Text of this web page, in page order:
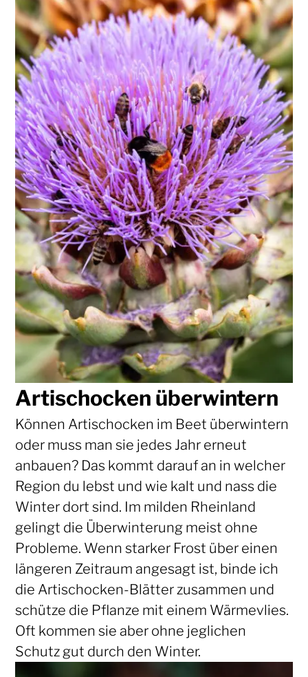
Artischocken überwintern
Können Artischocken im Beet überwintern
oder muss man sie jedes Jahr erneut
anbauen? Das kommt darauf an in welcher
Region du lebst und wie kalt und nass die
Winter dort sind. Im milden Rheinland
gelingt die Überwinterung meist ohne
Probleme. Wenn starker Frost über einen
längeren Zeitraum angesagt ist, binde ich
die Artischocken-Blätter zusammen und
schütze die Pflanze mit einem Wärmevlies.
Oft kommen sie aber ohne jeglichen
Schutz gut durch den Winter.